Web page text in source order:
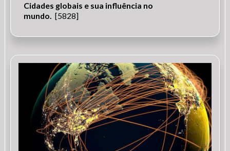
Cidades globais e sua influência no
mundo. [5828]